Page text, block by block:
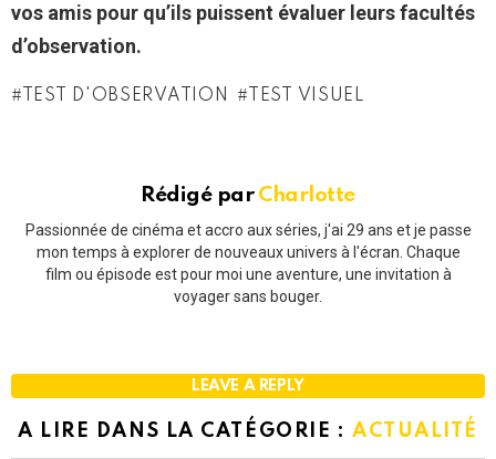
vos amis pour qu’ils puissent évaluer leurs facultés
d’observation.
TEST D'OBSERVATION TEST VISUEL
Rédigé par Charlotte
Passionnée de cinéma et accro aux séries, j'ai 29 ans et je passe
mon temps à explorer de nouveaux univers à l'écran. Chaque
film ou épisode est pour moi une aventure, une invitation à
voyager sans bouger.
LEAVE A REPLY
A LIRE DANS LA CATÉGORIE : ACTUALITÉ